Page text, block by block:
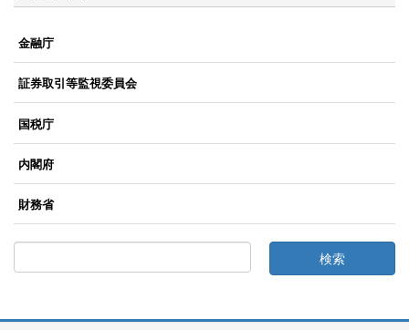
金融庁
証券取引等監視委員会
国税庁
内閣府
財務省